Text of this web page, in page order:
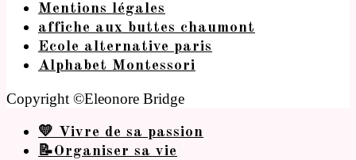
Mentions légales
affiche aux buttes chaumont
Ecole alternative paris
Alphabet Montessori
Copyright ©Eleonore Bridge
💛 Vivre de sa passion
📝Organiser sa vie